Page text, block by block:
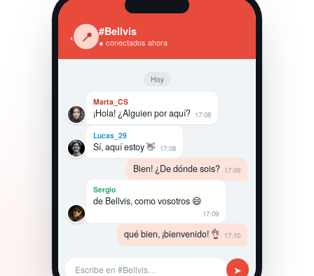
‹ 📍 #Bellvis
● conectados ahora
Hoy
Marta_CS
¡Hola! ¿Alguien por aquí? 17:08
Lucas_29
Sí, aquí estoy 👋 17:08
Bien! ¿De dónde sois? 17:09
Sergio
de Bellvis, como vosotros 😄
17:09
qué bien, ¡bienvenido! 👌 17:10
Escribe en #Bellvis… ➤